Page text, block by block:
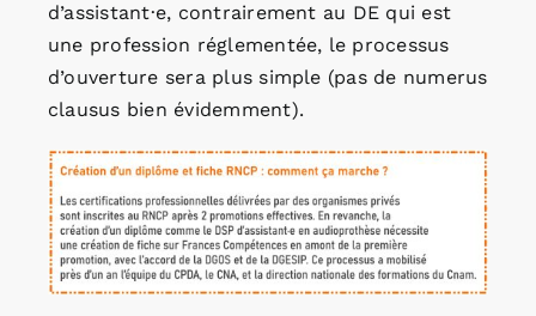
d’assistant·e, contrairement au DE qui est
une profession réglementée, le processus
d’ouverture sera plus simple (pas de numerus
clausus bien évidemment).